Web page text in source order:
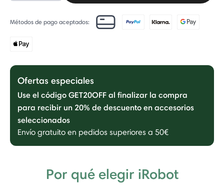
Métodos de pago aceptados:
Ofertas especiales
Use el código GET20OFF al finalizar la compra
para recibir un 20% de descuento en accesorios
seleccionados
Envío gratuito en pedidos superiores a 50€
Por qué elegir iRobot